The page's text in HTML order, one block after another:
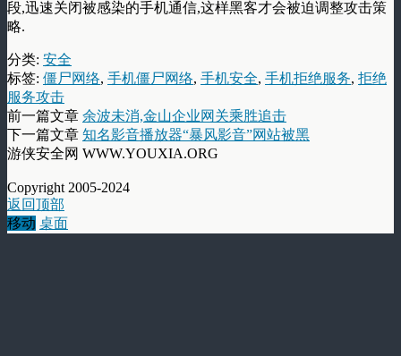
段,迅速关闭被感染的手机通信,这样黑客才会被迫调整攻击策
略.
分类: 安全
标签: 僵尸网络, 手机僵尸网络, 手机安全, 手机拒绝服务, 拒绝
服务攻击
前一篇文章 余波未消,金山企业网关乘胜追击
下一篇文章 知名影音播放器“暴风影音”网站被黑
游侠安全网 WWW.YOUXIA.ORG
Copyright 2005-2024
返回顶部
移动 桌面